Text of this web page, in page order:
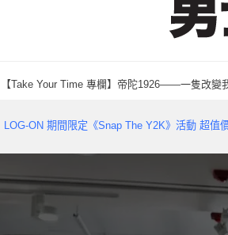
香港科研28年品牌 INNOTIER 創辦人Juliana 專
Momax 屯門市廣場品牌店正式開業！「
刺客教條：黑旗同步重置 評測：海盜黃金時代的
香港科研28年品牌 INNOTIER 創辦人Juliana 專
Momax 屯門市廣場品牌店正式開業！「
【Take Your Time 專欄】帝陀1926——一隻改變
刺客教條：黑旗同步重置 評測：海盜黃金時代的
JBL Live 全新智慧降噪耳機系列 藍牙 6.0 智慧觸
LOG-ON 期間限定《Snap The Y2K》活動 超值